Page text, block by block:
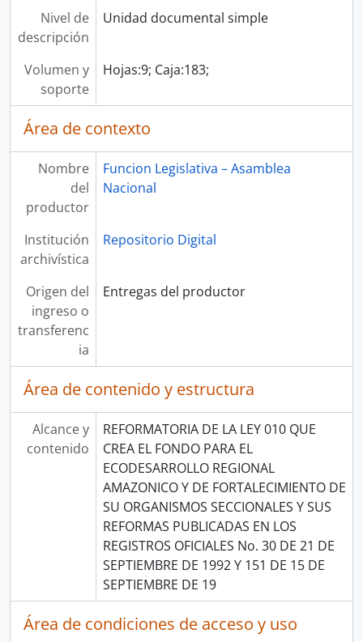
Nivel de
descripción
Unidad documental simple
Volumen y
soporte
Hojas:9; Caja:183;
Área de contexto
Nombre
del
productor
Funcion Legislativa – Asamblea
Nacional
Institución
archivística
Repositorio Digital
Origen del
ingreso o
transferenc
ia
Entregas del productor
Área de contenido y estructura
Alcance y
contenido
REFORMATORIA DE LA LEY 010 QUE
CREA EL FONDO PARA EL
ECODESARROLLO REGIONAL
AMAZONICO Y DE FORTALECIMIENTO DE
SU ORGANISMOS SECCIONALES Y SUS
REFORMAS PUBLICADAS EN LOS
REGISTROS OFICIALES No. 30 DE 21 DE
SEPTIEMBRE DE 1992 Y 151 DE 15 DE
SEPTIEMBRE DE 19
Área de condiciones de acceso y uso